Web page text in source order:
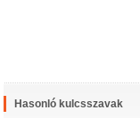
Hasonló kulcsszavak